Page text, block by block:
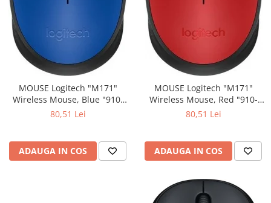
MOUSE Logitech "M171"
Wireless Mouse, Blue "910-
80,51 Lei
ADAUGA IN COS
MOUSE Logitech "M171"
Wireless Mouse, Red "910-
80,51 Lei
ADAUGA IN COS